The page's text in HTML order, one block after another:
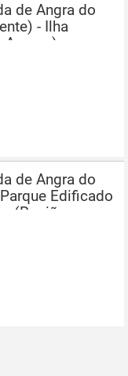
de Angra do
- Ilha
Açores)
de Angra do
Edificado
(Região